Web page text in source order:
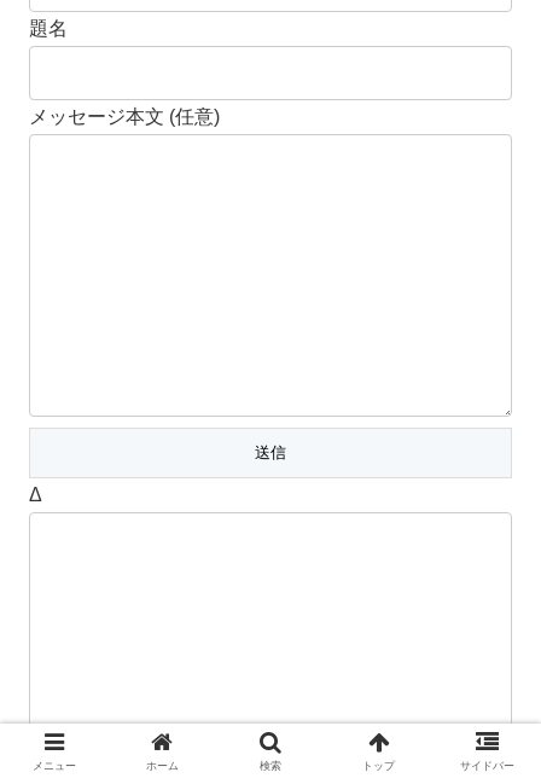
題名
メッセージ本文 (任意)
Δ
カテゴリー
メニュー ホーム 検索 トップ サイドバー